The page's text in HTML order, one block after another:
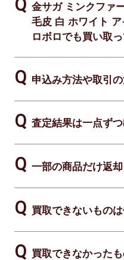
金サガ ミンクファ
毛皮 白 ホワイト
ロボロでも買い取
申込み方法や取引
査定結果は一点ず
一部の商品だけ返
買取できないもの
買取できなかった